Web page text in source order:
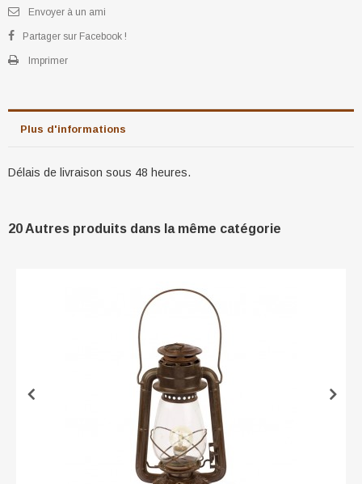
Envoyer à un ami
Partager sur Facebook !
Imprimer
Plus d'informations
Délais de livraison sous 48 heures.
20 Autres produits dans la même catégorie